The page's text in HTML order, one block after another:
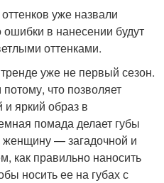
уже назвали
в нанесении будут
оттенками.
уже не первый сезон.
что позволяет
яркий образ в
помада делает губы
женщину — загадочной и
как правильно наносить
носить ее на губах с